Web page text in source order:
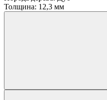
Толщина: 12,3 мм